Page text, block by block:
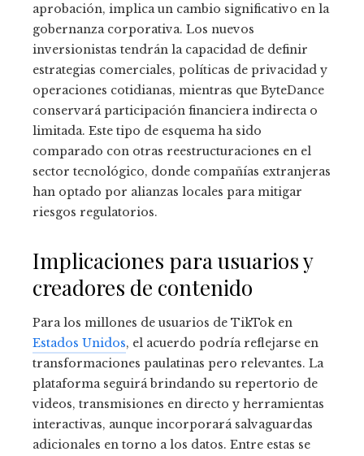
aprobación, implica un cambio significativo en la
gobernanza corporativa. Los nuevos
inversionistas tendrán la capacidad de definir
estrategias comerciales, políticas de privacidad y
operaciones cotidianas, mientras que ByteDance
conservará participación financiera indirecta o
limitada. Este tipo de esquema ha sido
comparado con otras reestructuraciones en el
sector tecnológico, donde compañías extranjeras
han optado por alianzas locales para mitigar
riesgos regulatorios.
Implicaciones para usuarios y
creadores de contenido
Para los millones de usuarios de TikTok en
Estados Unidos, el acuerdo podría reflejarse en
transformaciones paulatinas pero relevantes. La
plataforma seguirá brindando su repertorio de
videos, transmisiones en directo y herramientas
interactivas, aunque incorporará salvaguardas
adicionales en torno a los datos. Entre estas se